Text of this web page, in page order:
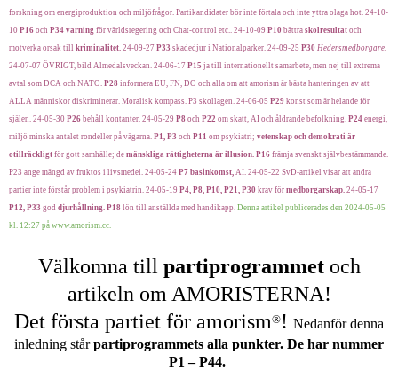
forskning om energiproduktion och miljöfrågor. Partikandidater bör inte förtala och inte yttra olaga hot. 24-10-
10 P16 och P34 varning för världsregering och Chat-control etc.. 24-10-09 P10 bättra skolresultat och
motverka orsak till kriminalitet. 24-09-27 P33 skadedjur i Nationalparker. 24-09-25 P30 Hedersmedborgare.
24-07-07 ÖVRIGT, bild Almedalsveckan. 24-06-17 P15 ja till internationellt samarbete, men nej till extrema
avtal som DCA och NATO. P28 informera EU, FN, DO och alla om att amorism är bästa hanteringen av att
ALLA människor diskriminerar. Moralisk kompass. P3 skollagen. 24-06-05 P29 konst som är helande för
själen. 24-05-30 P26 behåll kontanter. 24-05-29 P8 och P22 om skatt, AI och åldrande befolkning. P24 energi,
miljö minska antalet rondeller på vägarna. P1, P3 och P11 om psykiatri; vetenskap och demokrati är
otillräckligt för gott samhälle; de mänskliga rättigheterna är illusion. P16 främja svenskt självbestämmande.
P23 ange mängd av fruktos i livsmedel. 24-05-24 P7 basinkomst, AI. 24-05-22 SvD-artikel visar att andra
partier inte förstår problem i psykiatrin. 24-05-19 P4, P8, P10, P21, P30 krav för medborgarskap. 24-05-17
P12, P33 god djurhållning. P18 lön till anställda med handikapp. Denna artikel publicerades den 2024-05-05
kl. 12:27 på www.amorism.cc.
Välkomna till partiprogrammetoch
artikeln om AMORISTERNA!
Det första partiet för amorism®! Nedanför denna
inledning stårpartiprogrammets alla punkter. De har nummer
P1 – P44.